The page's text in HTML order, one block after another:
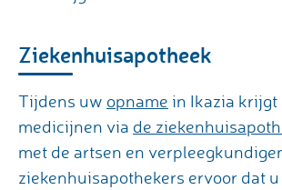
Ziekenhuisapotheek
Tijdens uw opname in Ikazia krijgt
medicijnen via de
met de artsen en
ziekenhuisapothekers ervoor dat u